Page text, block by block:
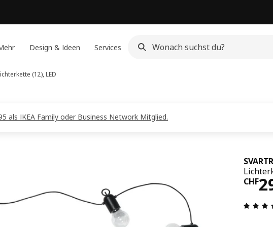
Design & Ideen Services
(12), LED
als IKEA Family oder Business Network Mitglied.
CHF